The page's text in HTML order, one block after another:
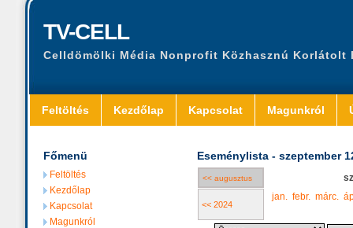
TV-CELL
Celldömölki Média Nonprofit Közhasznú Korlátolt
Feltöltés Kezdőlap Kapcsolat Magunkról
Főmenü
Feltöltés
Kezdőlap
Kapcsolat
Magunkról
Eseménylista - szeptember
<< augusztus
<< 2024
jan. febr. márc.